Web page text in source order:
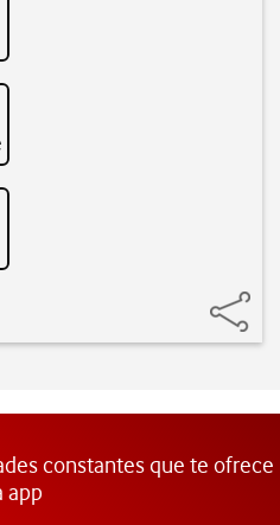
constantes que te ofrece
app